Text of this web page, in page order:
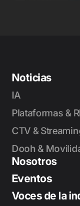
Noticias
IA
Plataformas &
CTV &
Dooh &
Nosotros
Eventos
Voces de la